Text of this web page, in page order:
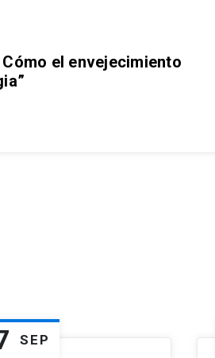
el envejecimiento
SEP